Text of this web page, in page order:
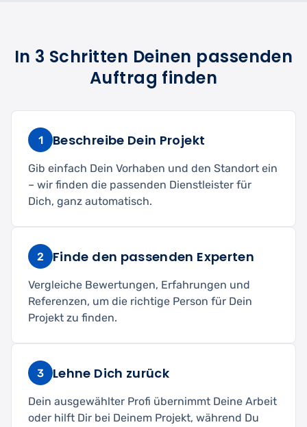
In 3 Schritten Deinen passenden
Auftrag finden
1 Beschreibe Dein Projekt
Gib einfach Dein Vorhaben und den Standort ein
– wir finden die passenden Dienstleister für
Dich, ganz automatisch.
2 Finde den passenden Experten
Vergleiche Bewertungen, Erfahrungen und
Referenzen, um die richtige Person für Dein
Projekt zu finden.
3 Lehne Dich zurück
Dein ausgewählter Profi übernimmt Deine Arbeit
oder hilft Dir bei Deinem Projekt, während Du